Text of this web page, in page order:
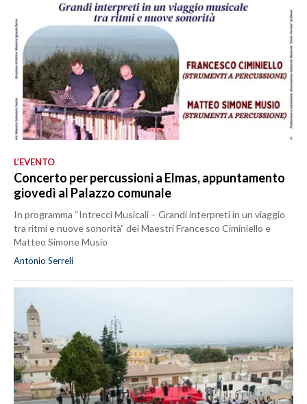
L’EVENTO
Concerto per percussioni a Elmas, appuntamento
giovedì al Palazzo comunale
In programma “Intrecci Musicali – Grandi interpreti in un viaggio
tra ritmi e nuove sonorità” dei Maestri Francesco Ciminiello e
Matteo Simone Musio
Antonio Serreli